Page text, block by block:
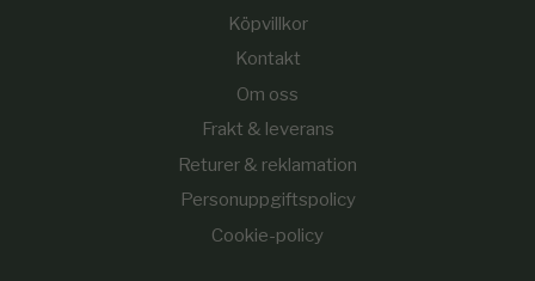
Köpvillkor
Kontakt
Om oss
Frakt & leverans
Returer & reklamation
Personuppgiftspolicy
Cookie-policy